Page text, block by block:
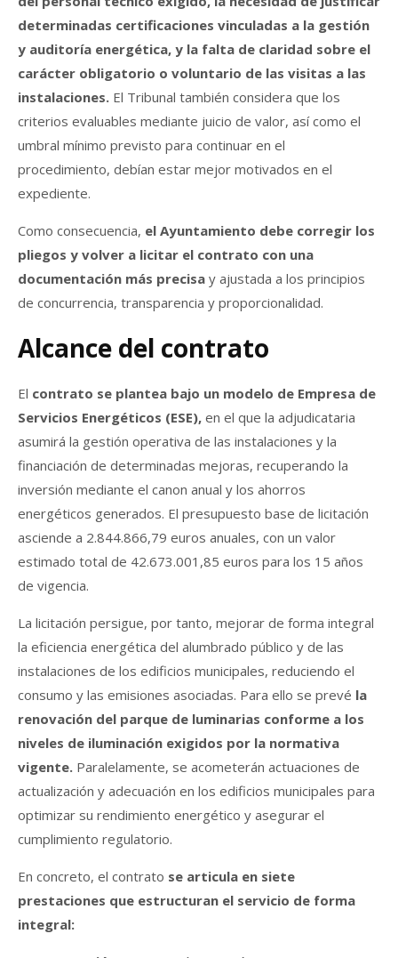
determinadas certificaciones vinculadas a la gestión
y auditoría energética, y la falta de claridad sobre el
carácter obligatorio o voluntario de las visitas a las
instalaciones. El Tribunal también considera que los
criterios evaluables mediante juicio de valor, así como el
umbral mínimo previsto para continuar en el
procedimiento, debían estar mejor motivados en el
expediente.
Como consecuencia, el Ayuntamiento debe corregir los
pliegos y volver a licitar el contrato con una
documentación más precisa y ajustada a los principios
de concurrencia, transparencia y proporcionalidad.
Alcance del contrato
El contrato se plantea bajo un modelo de Empresa de
Servicios Energéticos (ESE), en el que la adjudicataria
asumirá la gestión operativa de las instalaciones y la
financiación de determinadas mejoras, recuperando la
inversión mediante el canon anual y los ahorros
energéticos generados. El presupuesto base de licitación
asciende a 2.844.866,79 euros anuales, con un valor
estimado total de 42.673.001,85 euros para los 15 años
de vigencia.
La licitación persigue, por tanto, mejorar de forma integral
la eficiencia energética del alumbrado público y de las
instalaciones de los edificios municipales, reduciendo el
consumo y las emisiones asociadas. Para ello se prevé la
renovación del parque de luminarias conforme a los
niveles de iluminación exigidos por la normativa
vigente. Paralelamente, se acometerán actuaciones de
actualización y adecuación en los edificios municipales para
optimizar su rendimiento energético y asegurar el
cumplimiento regulatorio.
En concreto, el contrato se articula en siete
prestaciones que estructuran el servicio de forma
integral: